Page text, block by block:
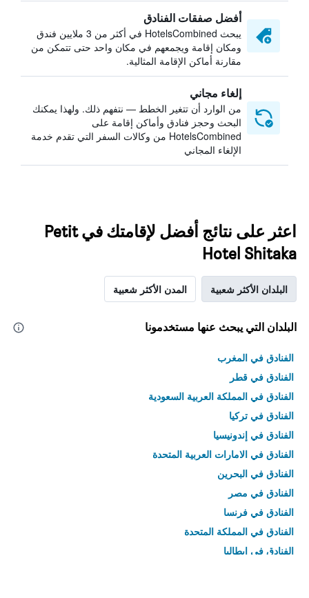
أفضل صفقات الفنادق
يبحث HotelsCombined في أكثر من 3 ملايين فندق
ومكان إقامة ويجمعهم في مكان واحد حتى تتمكن من
مقارنة أماكن الإقامة المثالية.
إلغاء مجاني
من الوارد أن تتغير الخطط — نتفهم ذلك. ولهذا يمكنك
البحث وحجز فنادق وأماكن إقامة على
HotelsCombined من وكالات السفر التي تقدم خدمة
الإلغاء المجاني
اعثر على نتائج أفضل لإقامتك في Petit
Hotel Shitaka
البلدان الأكثر شعبية المدن الأكثر شعبية
البلدان التي يبحث عنها مستخدمونا
الفنادق في المغرب
الفنادق في قطر
الفنادق في المملكة العربية السعودية
الفنادق في تركيا
الفنادق في إندونيسيا
الفنادق في الامارات العربية المتحدة
الفنادق في البحرين
الفنادق في مصر
الفنادق في فرنسا
الفنادق في المملكة المتحدة
الفنادق في إيطاليا